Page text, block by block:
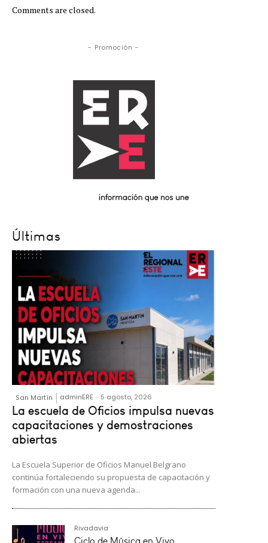
Comments are closed.
- Promoción -
Últimas
San Martín adminERE - 5 agosto, 2026
La escuela de Oficios impulsa nuevas
capacitaciones y demostraciones
abiertas
La Escuela Superior de Oficios Manuel Belgrano
continúa fortaleciendo su propuesta de capacitación y
formación con una nueva agenda...
Rivadavia
Ciclo de Música en Vivo